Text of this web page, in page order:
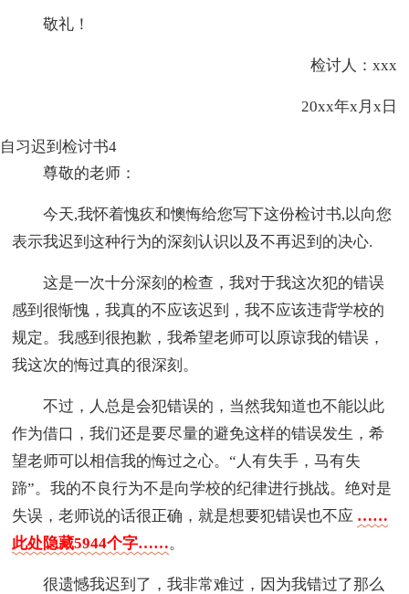
敬礼！
检讨人：xxx
20xx年x月x日
自习迟到检讨书4
尊敬的老师：
今天,我怀着愧疚和懊悔给您写下这份检讨书,以向您
表示我迟到这种行为的深刻认识以及不再迟到的决心.
这是一次十分深刻的检查，我对于我这次犯的错误
感到很惭愧，我真的不应该迟到，我不应该违背学校的
规定。我感到很抱歉，我希望老师可以原谅我的错误，
我这次的悔过真的很深刻。
不过，人总是会犯错误的，当然我知道也不能以此
作为借口，我们还是要尽量的避免这样的错误发生，希
望老师可以相信我的悔过之心。“人有失手，马有失
蹄”。我的不良行为不是向学校的纪律进行挑战。绝对是
失误，老师说的话很正确，就是想要犯错误也不应 ……
此处隐藏5944个字……。
很遗憾我迟到了，我非常难过，因为我错过了那么